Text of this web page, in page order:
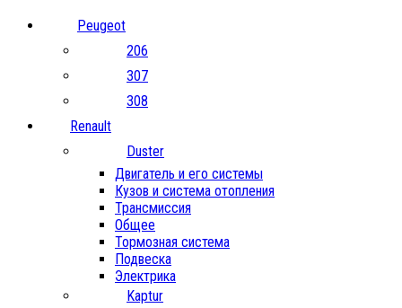
Peugeot
206
307
308
Renault
Duster
Двигатель и его системы
Кузов и система отопления
Трансмиссия
Общее
Тормозная система
Подвеска
Электрика
Kaptur